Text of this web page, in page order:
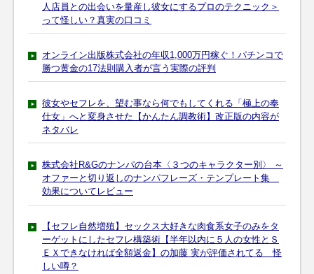
人店員との出会いを量産し彼女にするプロのテクニック＞
って怪しい？真実の口コミ
オンライン出版株式会社の年収1,000万円稼ぐ！パチンコで
勝つ黄金の17法則購入者が言う実際の評判
彼女やセフレを、望む事なら何でもしてくれる「極上の奉
仕女」へと変身させた【かんたん調教術】改正版の内容が
ネタバレ
株式会社R&Gのナンパの台本〈３つのキャラクター別〉 ～
オファーと切り返しのナンパフレーズ・テンプレート集
効果についてレビュー
【セフレ自然増殖】セックス大好きな肉食系女子のみをタ
ーゲットにしたセフレ構築術【半年以内に５人の女性とＳ
ＥＸできなければ全額返金】の加藤 実が評価されてる 怪
しい噂？